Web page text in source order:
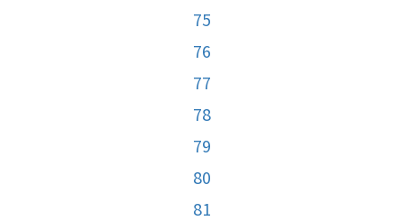
75
76
77
78
79
80
81